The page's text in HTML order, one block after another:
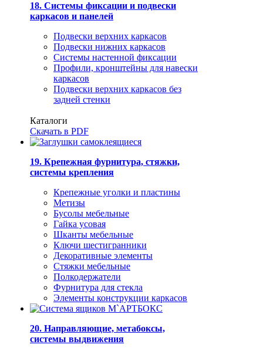
18. Системы фиксации и подвески
каркасов и панелей
Подвески верхних каркасов
Подвески нижних каркасов
Системы настенной фиксации
Профили, кронштейны для навески
каркасов
Подвески верхних каркасов без
задней стенки
Каталоги
Скачать в PDF
19. Крепежная фурнитура, стяжки,
системы крепления
Крепежные уголки и пластины
Метизы
Бусолы мебельные
Гайка усовая
Шканты мебельные
Ключи шестигранники
Декоративные элементы
Стяжки мебельные
Полкодержатели
Фурнитура для стекла
Элементы конструкции каркасов
20. Направляющие, метабоксы,
системы выдвижения